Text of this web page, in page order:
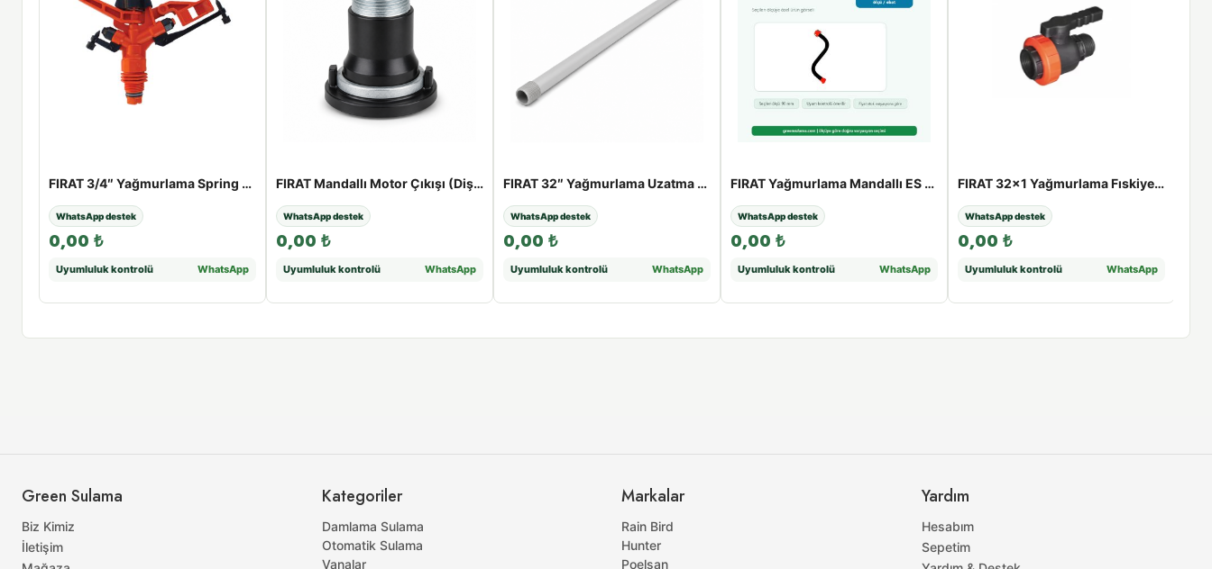
FIRAT 3/4″ Yağmurlama Spring Fıskiye | Açı Ayarlı Impact Sprink
WhatsApp destek
0,00 ₺
Uyumluluk kontrolü WhatsApp
FIRAT Mandallı Motor Çıkışı (Dişi) | 50 - 110 mm - 75
WhatsApp destek
0,00 ₺
Uyumluluk kontrolü WhatsApp
FIRAT 32″ Yağmurlama Uzatma Borusu | 25 - 100 cm - 30cm
WhatsApp destek
0,00 ₺
Uyumluluk kontrolü WhatsApp
FIRAT Yağmurlama Mandallı ES Bağlantısı | 75 - 110 mm - 90
WhatsApp destek
0,00 ₺
Uyumluluk kontrolü WhatsApp
FIRAT 32×1 Yağmurlama Fıskiye Küresel Vanası
WhatsApp destek
0,00 ₺
Uyumluluk kontrolü WhatsApp
Green Sulama
Biz Kimiz
İletişim
Kategoriler
Damlama Sulama
Otomatik Sulama
Vanalar
Markalar
Rain Bird
Hunter
Poelsan
Yardım
Hesabım
Sepetim